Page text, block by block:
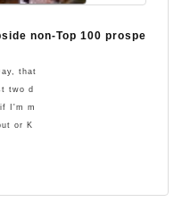
non-Top 100 prospe
that
two d
I'm m
or K